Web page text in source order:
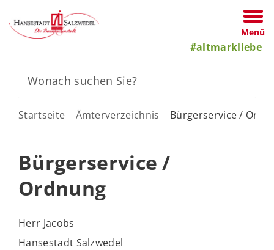
Menü
#altmarkliebe
Startseite Ämterverzeichnis Bürgerservice /
Bürgerservice /
Ordnung
Herr Jacobs
Hansestadt Salzwedel